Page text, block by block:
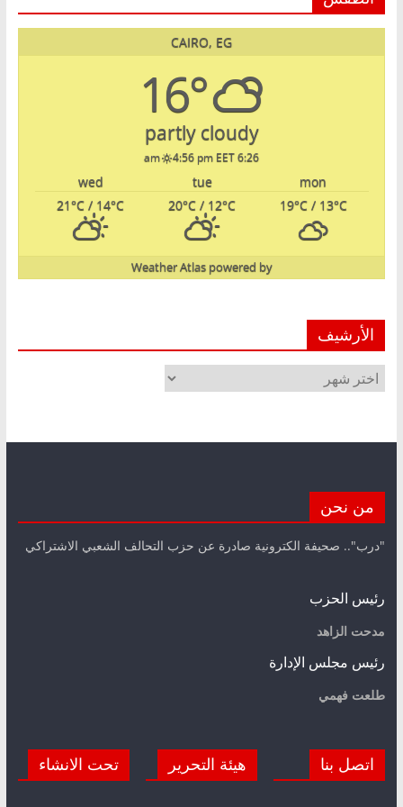
CAIRO, EG
16°
partly cloudy
6:26 am
4:56 pm EET
mon
tue
wed
19°C/ 13°C
20°C / 12°C
21°C / 14°C
powered by
Weather Atlas
الأرشيف
الأرشيف
من نحن
"درب".. صحيفة الكترونية صادرة عن حزب التحالف الشعبي الاشتراكي
رئيس الحزب
مدحت الزاهد
رئيس مجلس الإدارة
طلعت فهمي
اتصل بنا هيئة التحرير تحت الانشاء